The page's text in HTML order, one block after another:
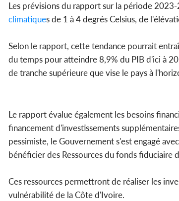
Les prévisions du rapport sur la période
climatiques de 1 à 4 degrés Celsius, de
Selon le rapport, cette tendance pourrait
du temps pour atteindre 8,9% du PIB d'ici à
de tranche supérieure que vise le pays à
Le rapport évalue également les besoins
financement d'investissements
pessimiste, le Gouvernement s'est engagé
bénéficier des Ressources du fonds
Ces ressources permettront de réaliser les
vulnérabilité de la Côte d'Ivoire.